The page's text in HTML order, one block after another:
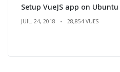
Setup VueJS app on
JUIL. 24, 2018 28,854 VUES